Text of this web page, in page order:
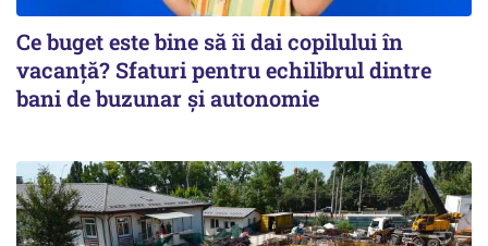
Ce buget este bine să îi dai copilului în
vacanță? Sfaturi pentru echilibrul dintre
bani de buzunar și autonomie